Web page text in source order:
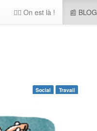
🖐🏻 On est là ! 📰 BLOG
Social Travail